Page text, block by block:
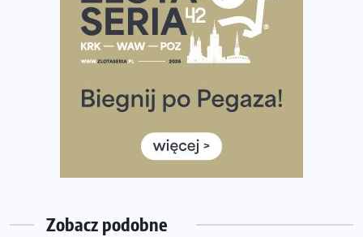
Już w tę sobotę 35. Bieg Powstania Warszawskiego.
Wystartuje rekordowa liczba uczestników
35. Bieg Powstania Warszawskiego – praktyczny
Ile razy w tygodniu biegać? 3 treningi wystarczą? Jak
często biegać, żeby robić postępy
Już w ten weekend! Przed nami Nocny Portowy Maraton
i Półmaraton Szczeciński. Wszystko, co warto wiedzieć
Zobacz podobne